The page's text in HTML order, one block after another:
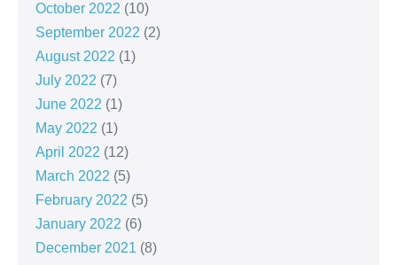
October 2022 (10)
September 2022 (2)
August 2022 (1)
July 2022 (7)
June 2022 (1)
May 2022 (1)
April 2022 (12)
March 2022 (5)
February 2022 (5)
January 2022 (6)
December 2021 (8)